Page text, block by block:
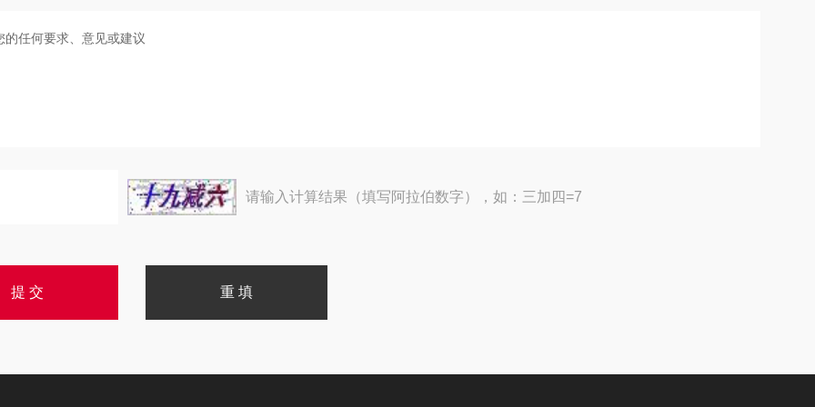
请输入计算结果（填写阿拉伯数字），如：三加四=7